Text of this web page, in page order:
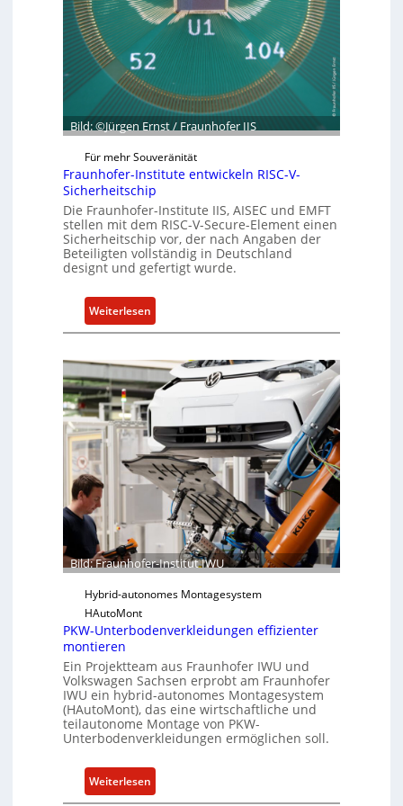
R
e
s
i
l
i
e
c
e
c
t
t
G
s
c
h
ä
t
s
e
i
n
h
e
i
t
f
r
S
o
f
t
w
a
e
n
d
K
Bild: ©Jürgen Ernst / Fraunhofer IIS
Für mehr Souveränität
Fraunhofer-Institute entwickeln RISC-V-
Sicherheitschip
Die Fraunhofer-Institute IIS, AISEC und EMFT
stellen mit dem RISC-V-Secure-Element einen
Sicherheitschip vor, der nach Angaben der
Beteiligten vollständig in Deutschland
designt und gefertigt wurde.
Weiterlesen:
F
a
u
n
h
o
f
e
n
s
t
t
t
e
e
n
t
i
c
Bild: Fraunhofer-Institut IWU
Hybrid-autonomes Montagesystem
HAutoMont
PKW-Unterbodenverkleidungen effizienter
montieren
Ein Projektteam aus Fraunhofer IWU und
Volkswagen Sachsen erprobt am Fraunhofer
IWU ein hybrid-autonomes Montagesystem
(HAutoMont), das eine wirtschaftliche und
teilautonome Montage von PKW-
Unterbodenverkleidungen ermöglichen soll.
Weiterlesen:
P